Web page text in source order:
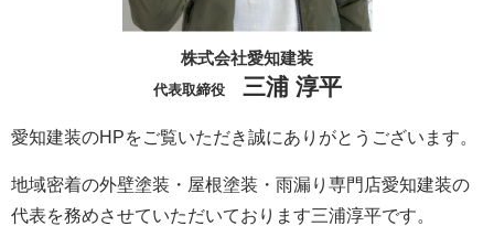
株式会社愛知建装
代表取締役 三浦 淳平
愛知建装のHPをご覧いただき誠にありがとうございます。
地域密着の外壁塗装・屋根塗装・雨漏り専門店愛知建装の
代表を務めさせていただいております三浦淳平です。